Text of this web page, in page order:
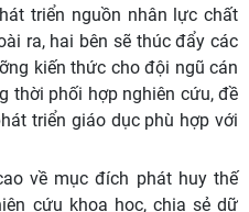
triển nguồn nhân lực chất
ra, hai bên sẽ thúc đẩy các
kiến thức cho đội ngũ cán
thời phối hợp nghiên cứu, đề
triển giáo dục phù hợp với
về mục đích phát huy thế
cứu khoa học, chia sẻ dữ